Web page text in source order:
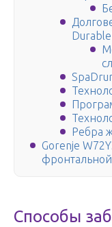
Ребра
Gorenje
Способы